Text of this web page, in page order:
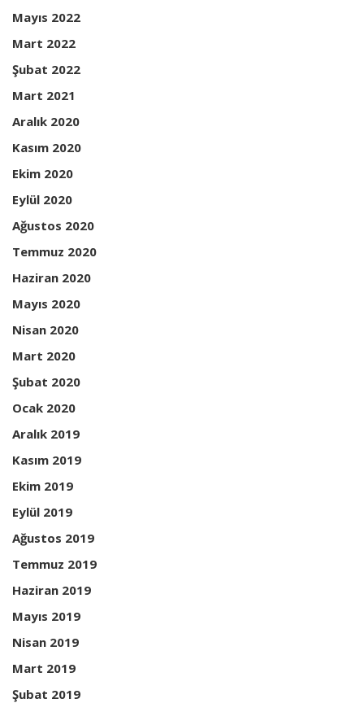
Mayıs 2022
Mart 2022
Şubat 2022
Mart 2021
Aralık 2020
Kasım 2020
Ekim 2020
Eylül 2020
Ağustos 2020
Temmuz 2020
Haziran 2020
Mayıs 2020
Nisan 2020
Mart 2020
Şubat 2020
Ocak 2020
Aralık 2019
Kasım 2019
Ekim 2019
Eylül 2019
Ağustos 2019
Temmuz 2019
Haziran 2019
Mayıs 2019
Nisan 2019
Mart 2019
Şubat 2019